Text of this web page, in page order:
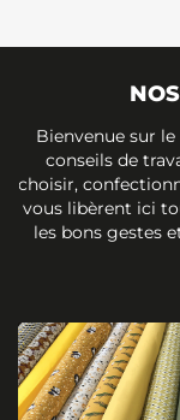
Bienvenue sur
conseils de
choisir,
vous libèrent ici
les bons gestes